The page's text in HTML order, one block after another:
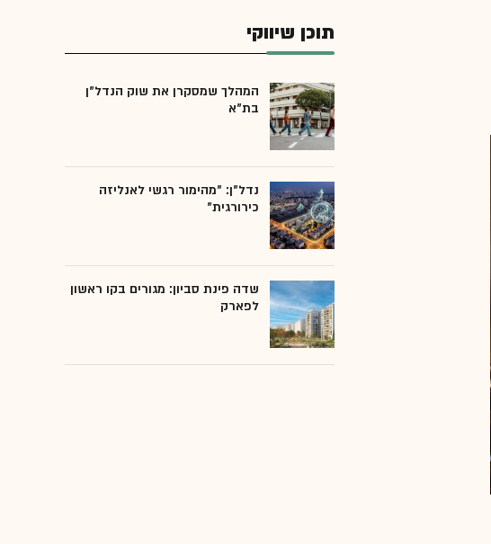
תוכן שיווקי
המהלך שמסקרן את שוק הנדל"ן
בת"א
נדל"ן: "מהימור רגשי לאנליזה
כירורגית"
שדה פינת סביון: מגורים בקו ראשון
לפארק